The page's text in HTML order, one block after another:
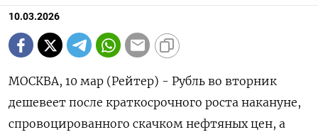
10.03.2026
МОСКВА, 10 мар (Рейтер) - Рубль во вторник
дешевеет после краткосрочного роста накануне,
спровоцированного скачком нефтяных цен, а